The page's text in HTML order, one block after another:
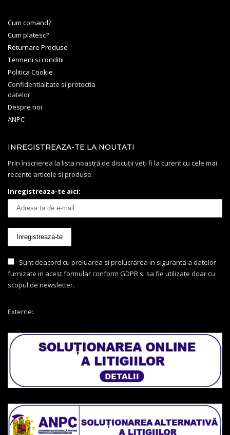
Cum comand?
Cum platesc?
Returnare Produse
Termeni si conditii
Politica Cookie
Confidentialitate si protectia
datelor
Despre noi
ANPC
INREGISTREAZA-TE LA NOUTATI
Prin înscrierea la lista noastră de discuții veți fi la curent cu cele mai
recente articole si produse.
Inregistreaza-te aici:
Sunt deacord cu preluarea si prelucrarea in siguranta a datelor
furnizate in acest formular conform GDPR si sa fie utilizate doar cu
scopul de newsletter.
Externe: